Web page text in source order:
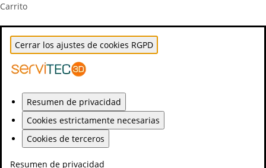
Carrito
Cerrar los ajustes de cookies RGPD
Resumen de privacidad
Cookies estrictamente necesarias
Cookies de terceros
Resumen de privacidad